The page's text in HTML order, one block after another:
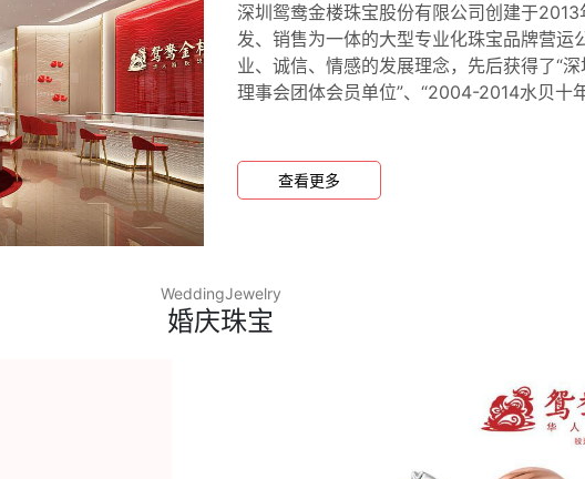
深圳鸳鸯金楼珠宝股份有限公司创建于
发、销售为一体的大型专业化珠宝品牌营运
业、诚信、情感的发展理念，先后获得了“
理事会团体会员单位”、“2004-2014水贝十
宝消费者满意门店”等荣誉称号。
查看更多
WeddingJewelry
婚庆珠宝